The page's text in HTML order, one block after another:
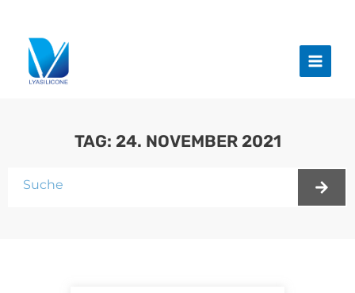
springen
TAG: 24. NOVEMBER 2021